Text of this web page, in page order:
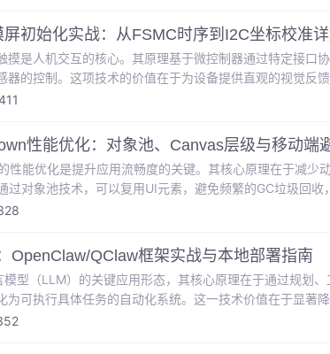
的叙事内核形成巧妙隐
初始化实战：从FSMC时序到I2C坐标校准
摸是人机交互的核心。其原理基于微控制器通过特定接口
器的控制。这项技术的价值在于为设备提供直观的视觉反
。实践中，FSMC（灵活静态存储器控制器）配置和I2C
中断触发与坐标读取。本文将深入探讨如何基于STM32
性能优化：对象池、Canvas层级与移动端
性能优化是提升应用流畅度的关键。其核心原理在于减少
过对象池技术，可以复用UI元素，避免频繁的GC垃圾回收
渲染顺序与事件检测机制直接影响交互响应，合理的层级
在对象池集成、Canva
OpenClaw/QClaw框架实战与本地部署指南
型（LLM）的关键应用形态，其核心原理在于通过规划
为可执行具体任务的自动化系统。这一技术价值在于显著
架快速实现智能流程自动化。OpenClaw作为模块化开源框